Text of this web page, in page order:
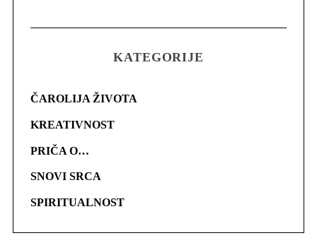
KATEGORIJE
ČAROLIJA ŽIVOTA
KREATIVNOST
PRIČA O…
SNOVI SRCA
SPIRITUALNOST